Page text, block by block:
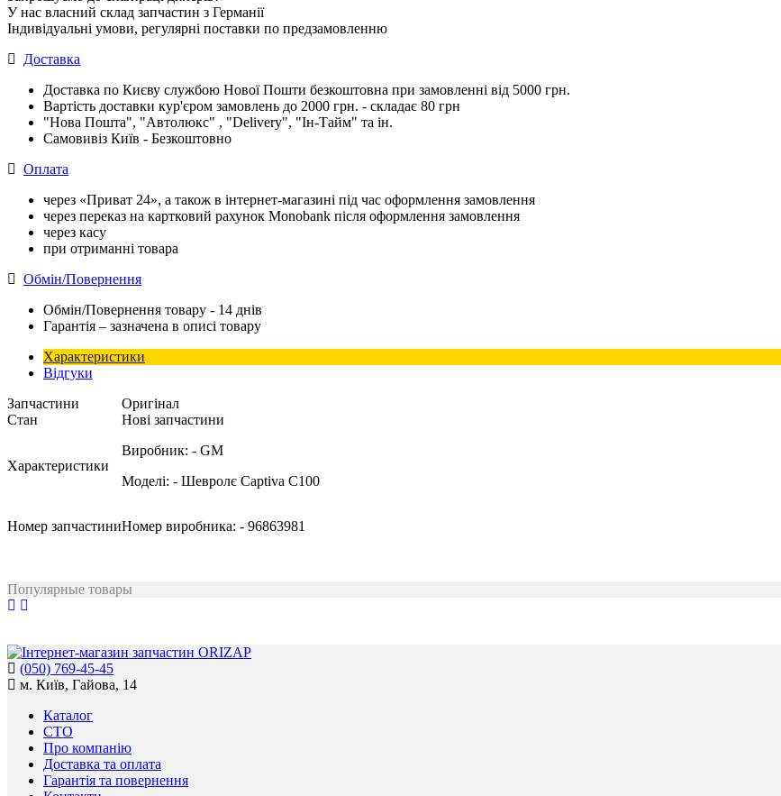
У нас власний склад запчастин з Германії
Індивідуальні умови, регулярні поставки по предзамовленню
Доставка
Доставка по Києву службою Нової Пошти безкоштовна при замовленні від 5000 грн.
Вартість доставки кур'єром замовлень до 2000 грн. - складає 80 грн
"Нова Пошта", "Автолюкс" , "Delivery", "Iн-Тайм" та ін.
Самовивіз Київ - Безкоштовно
Оплата
через «Приват 24», а також в інтернет-магазині під час оформлення замовлення
через переказ на картковий рахунок Monobank після оформлення замовлення
через касу
при отриманні товара
Обмін/Повернення
Обмін/Повернення товару - 14 днів
Гарантія – зазначена в описі товару
Характеристики
Відгуки
Запчастини
Оригінал
Стан
Нові запчастини
Характеристики
Виробник: - GM
Моделі: - Шевролє Captiva C100
Номер запчастиниНомер виробника: - 96863981
Популярные товары
(050) 769-45-45
м. Київ, Гайова, 14
Каталог
СТО
Про компанію
Доставка та оплата
Гарантія та повернення